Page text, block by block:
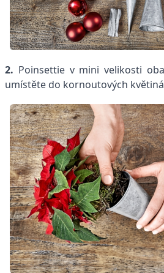
2. Poinsettie v mini velikosti
umístěte do kornoutových